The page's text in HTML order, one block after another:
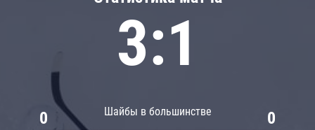
3:1
Шайбы в большинстве
0 0